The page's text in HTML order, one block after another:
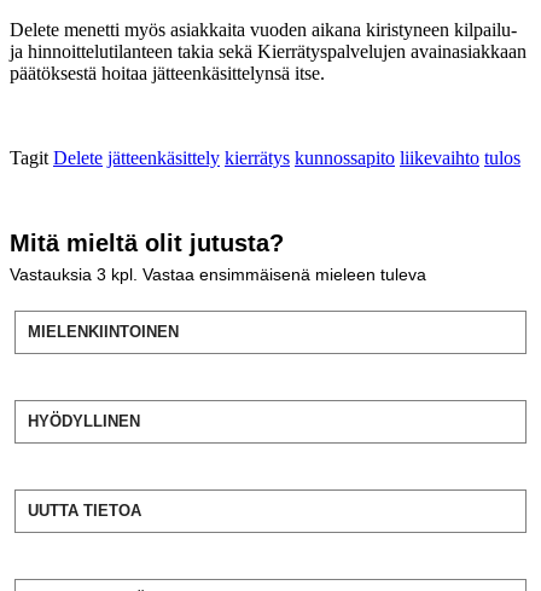
Delete menetti myös asiakkaita vuoden aikana kiristyneen kilpailu-
ja hinnoittelutilanteen takia sekä Kierrätyspalvelujen avainasiakkaan
päätöksestä hoitaa jätteenkäsittelynsä itse.
Tagit Delete jätteenkäsittely kierrätys kunnossapito liikevaihto tulos
Mitä mieltä olit jutusta?
Vastauksia 3 kpl. Vastaa ensimmäisenä mieleen tuleva
MIELENKIINTOINEN
HYÖDYLLINEN
UUTTA TIETOA